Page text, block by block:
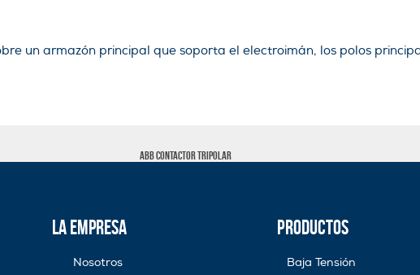
un armazón principal que soporta el electroimán, los polos
Abb contactor tripolar
La Empresa
Nosotros
Productos
Baja Tensión